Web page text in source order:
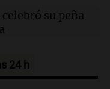
de regreso en
su peña
en Mendoza:
24 h